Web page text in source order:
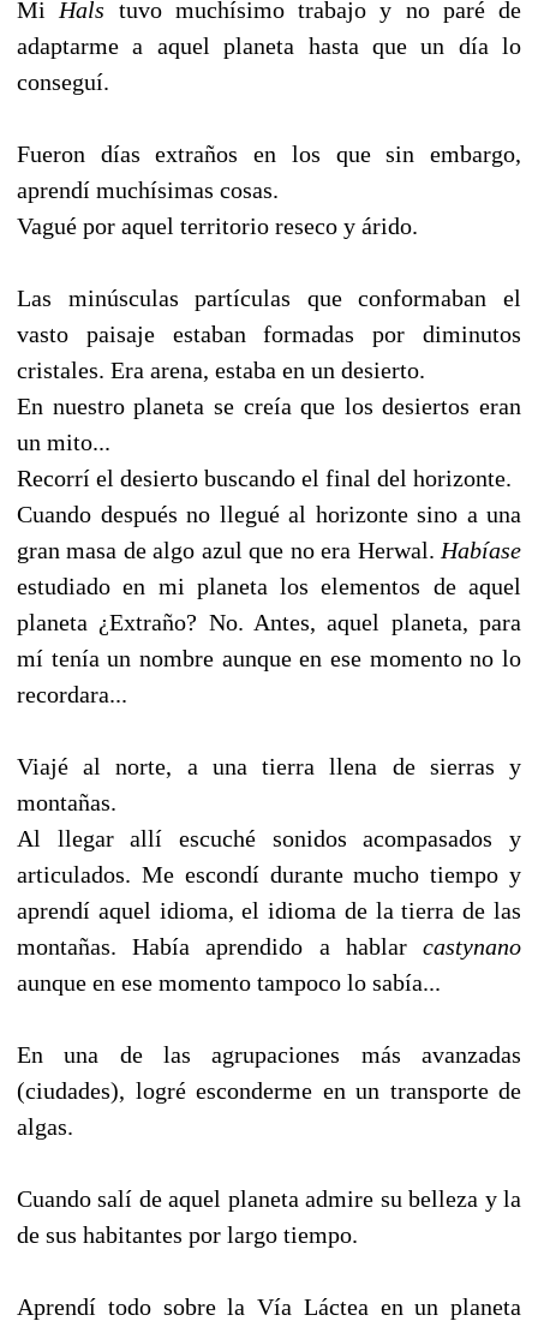
Mi Hals tuvo muchísimo trabajo y no paré de
adaptarme a aquel planeta hasta que un día lo
conseguí.
Fueron días extraños en los que sin embargo,
aprendí muchísimas cosas.
Vagué por aquel territorio reseco y árido.
Las minúsculas partículas que conformaban el
vasto paisaje estaban formadas por diminutos
cristales. Era arena, estaba en un desierto.
En nuestro planeta se creía que los desiertos eran
un mito...
Recorrí el desierto buscando el final del horizonte.
Cuando después no llegué al horizonte sino a una
gran masa de algo azul que no era Herwal. Habíase
estudiado en mi planeta los elementos de aquel
planeta ¿Extraño? No. Antes, aquel planeta, para
mí tenía un nombre aunque en ese momento no lo
recordara...
Viajé al norte, a una tierra llena de sierras y
montañas.
Al llegar allí escuché sonidos acompasados y
articulados. Me escondí durante mucho tiempo y
aprendí aquel idioma, el idioma de la tierra de las
montañas. Había aprendido a hablar castynano
aunque en ese momento tampoco lo sabía...
En una de las agrupaciones más avanzadas
(ciudades), logré esconderme en un transporte de
algas.
Cuando salí de aquel planeta admire su belleza y la
de sus habitantes por largo tiempo.
Aprendí todo sobre la Vía Láctea en un planeta